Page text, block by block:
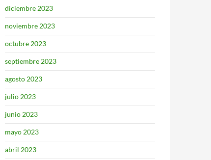
diciembre 2023
noviembre 2023
octubre 2023
septiembre 2023
agosto 2023
julio 2023
junio 2023
mayo 2023
abril 2023